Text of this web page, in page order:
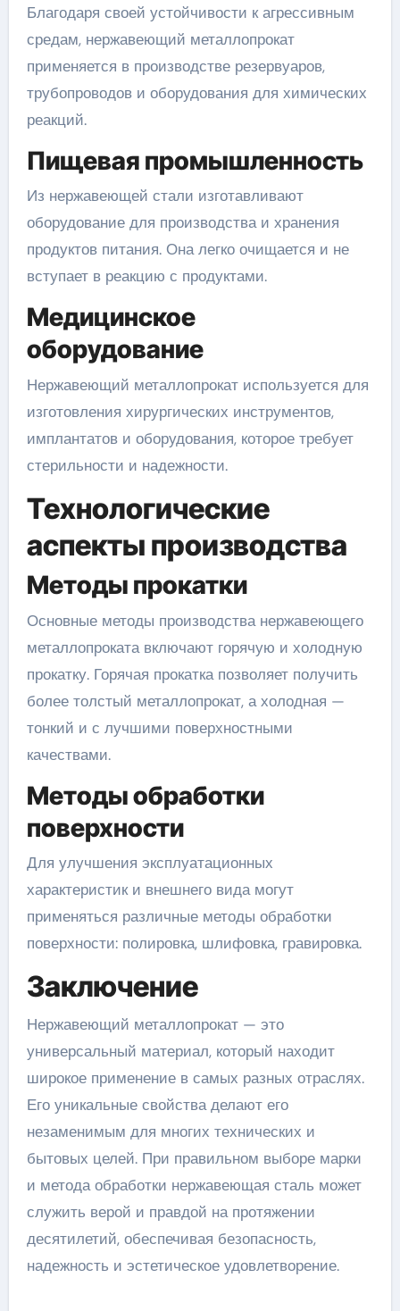
Благодаря своей устойчивости к агрессивным
средам, нержавеющий металлопрокат
применяется в производстве резервуаров,
трубопроводов и оборудования для химических
реакций.
Пищевая промышленность
Из нержавеющей стали изготавливают
оборудование для производства и хранения
продуктов питания. Она легко очищается и не
вступает в реакцию с продуктами.
Медицинское
оборудование
Нержавеющий металлопрокат используется для
изготовления хирургических инструментов,
имплантатов и оборудования, которое требует
стерильности и надежности.
Технологические
аспекты производства
Методы прокатки
Основные методы производства нержавеющего
металлопроката включают горячую и холодную
прокатку. Горячая прокатка позволяет получить
более толстый металлопрокат, а холодная —
тонкий и с лучшими поверхностными
качествами.
Методы обработки
поверхности
Для улучшения эксплуатационных
характеристик и внешнего вида могут
применяться различные методы обработки
поверхности: полировка, шлифовка, гравировка.
Заключение
Нержавеющий металлопрокат — это
универсальный материал, который находит
широкое применение в самых разных отраслях.
Его уникальные свойства делают его
незаменимым для многих технических и
бытовых целей. При правильном выборе марки
и метода обработки нержавеющая сталь может
служить верой и правдой на протяжении
десятилетий, обеспечивая безопасность,
надежность и эстетическое удовлетворение.